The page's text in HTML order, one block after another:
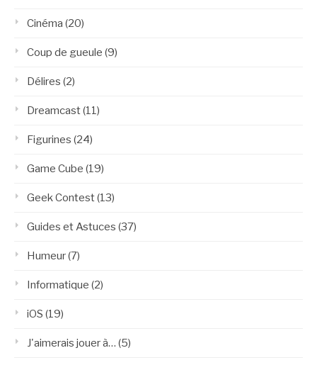
Cinéma (20)
Coup de gueule (9)
Délires (2)
Dreamcast(11)
Figurines (24)
Game Cube (19)
Geek Contest(13)
Guides et Astuces (37)
Humeur(7)
Informatique (2)
iOS (19)
J'aimerais jouer à… (5)